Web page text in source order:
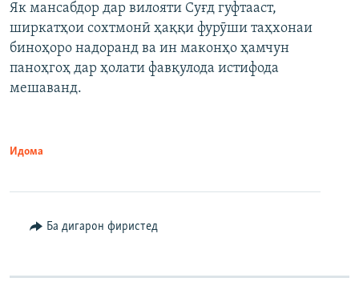
Як мансабдор дар вилояти Суғд гуфтааст,
ширкатҳои сохтмонӣ ҳаққи фурӯши таҳхонаи
биноҳоро надоранд ва ин маконҳо ҳамчун
паноҳгоҳ дар ҳолати фавқулода истифода
мешаванд.
Идома
Ба дигарон фиристед